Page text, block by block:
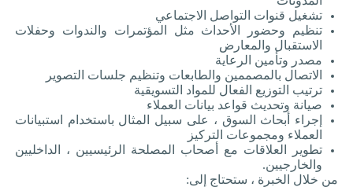
تشغيل قنوات التواصل الاجتماعي
تنظيم وحضور الأحداث مثل المؤتمرات والندوات وحفلات
الاستقبال والمعارض
مصدر وتأمين الرعاية
الاتصال بالمصممين والطابعات وتنظيم جلسات التصوير
ترتيب التوزيع الفعال للمواد التسويقية
صيانة وتحديث قواعد بيانات العملاء
إجراء أبحاث السوق ، على سبيل المثال باستخدام استبيانات
العملاء ومجموعات التركيز
تطوير العلاقات مع أصحاب المصلحة الرئيسيين ، الداخليين
والخارجيين.
من خلال الخبرة ، ستحتاج إلى: